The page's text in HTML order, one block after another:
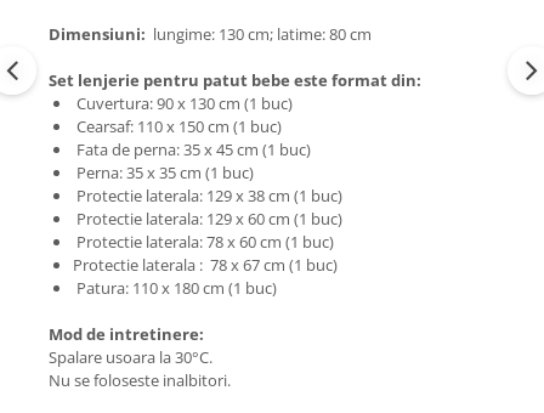
Dimensiuni: lungime: 130 cm; latime: 80 cm
Set lenjerie pentru patut bebe este format din:
Cuvertura: 90 x 130 cm (1 buc)
Cearsaf: 110 x 150 cm (1 buc)
Fata de perna: 35 x 45 cm (1 buc)
Perna: 35 x 35 cm (1 buc)
Protectie laterala: 129 x 38 cm (1 buc)
Protectie laterala: 129 x 60 cm (1 buc)
Protectie laterala: 78 x 60 cm (1 buc)
Protectie laterala : 78 x 67 cm (1 buc)
Patura: 110 x 180 cm (1 buc)
Mod de intretinere:
Spalare usoara la 30°C.
Nu se foloseste inalbitori.